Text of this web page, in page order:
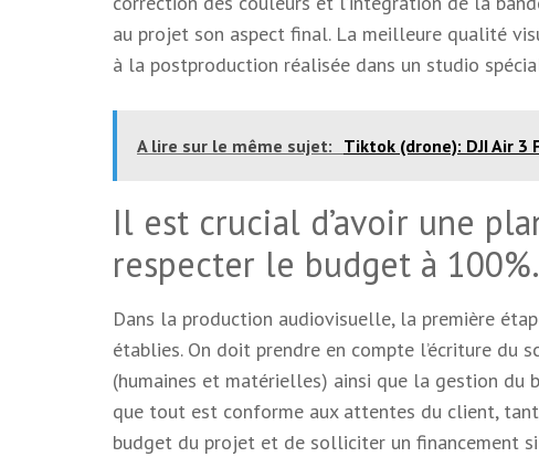
au projet son aspect final. La meilleure qualité
à la postproduction réalisée dans un studio
A lire sur le même sujet: Tiktok (drone): DJI Air 3
Il est crucial d’avoir une
respecter le budget à 100%.
Dans la production audiovisuelle, la première
établies. On doit prendre en compte l’écriture du
(humaines et matérielles) ainsi que la gestion du
que tout est conforme aux attentes du client,
budget du projet et de solliciter un financement si